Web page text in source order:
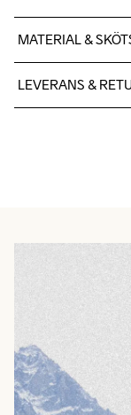
MATERIAL &
Foam, Outsole:
LEVERANS &